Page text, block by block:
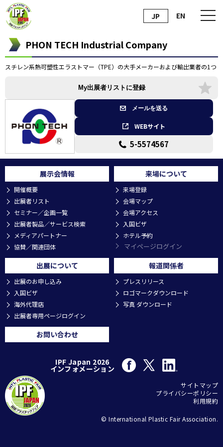
JP EN
PHON TECH Industrial Company
スチレン系熱可塑性エラストマー（TPE）の大手メーカーおよび輸出業者の1つ
My出展者リストに登録
メールを送る
WEBサイト
5-5574567
展示会情報
開催概要
出展者リスト
セミナー／企画一覧
出展者製品／サービス検索
メディアパートナー
協賛／関連団体
来場について
来場登録
会場マップ
会場アクセス
入国ビザ
ホテル予約
マイページログイン
出展について
出展のお申し込み
入国ビザ
海外代理店
出展者専用ページログイン
報道関係者
プレスリリース
ロゴマークダウンロード
写真 ダウンロード
お問い合わせ
IPF Japan 2026
インフォメーション
サイトマップ
プライバシーポリシー
利用規約
© International Plastic Fair Association.